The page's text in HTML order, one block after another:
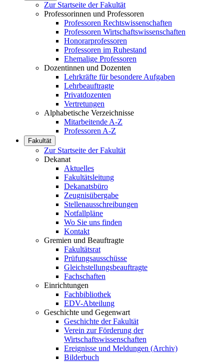
Zur Startseite der Fakultät
Professorinnen und Professoren
Professoren Rechtswissenschaften
Professoren Wirtschaftswissenschaften
Honorarprofessoren
Professoren im Ruhestand
Ehemalige Professoren
Dozentinnen und Dozenten
Lehrkräfte für besondere Aufgaben
Lehrbeauftragte
Privatdozenten
Vertretungen
Alphabetische Verzeichnisse
Mitarbeitende A-Z
Professoren A-Z
Fakultät
Zur Startseite der Fakultät
Dekanat
Aktuelles
Fakultätsleitung
Dekanatsbüro
Zeugnisübergabe
Stellenausschreibungen
Notfallpläne
Wo Sie uns finden
Kontakt
Gremien und Beauftragte
Fakultätsrat
Prüfungsausschüsse
Gleichstellungsbeauftragte
Fachschaften
Einrichtungen
Fachbibliothek
EDV-Abteilung
Geschichte und Gegenwart
Geschichte der Fakultät
Verein zur Förderung der
Wirtschaftswissenschaften
Ereignisse und Meldungen (Archiv)
Bilderbuch